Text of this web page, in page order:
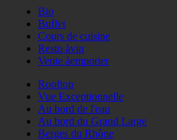
Bio
Buffet
Cours de cuisine
Resto àvin
Vente àemporter
Rooftop
Vue Exceptionnelle
Au bord de l'eau
Au bord du Grand Large
Berges du Rhône